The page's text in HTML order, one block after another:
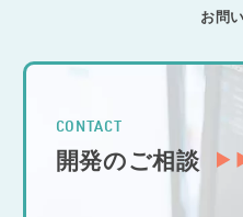
お問
CONTACT
開発のご相談